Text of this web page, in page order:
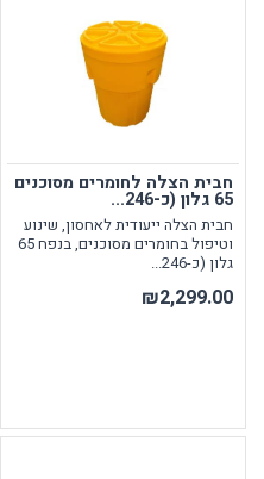
חבית הצלה לחומרים מסוכנים
65 גלון (כ-246...
חבית הצלה ייעודית לאחסון, שינוע
וטיפול בחומרים מסוכנים, בנפח 65
גלון (כ-246...
₪2,299.00